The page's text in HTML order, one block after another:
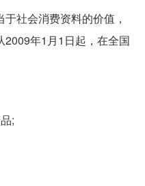
社会消费资料的价值，
2009年1月1日起，在全国
;